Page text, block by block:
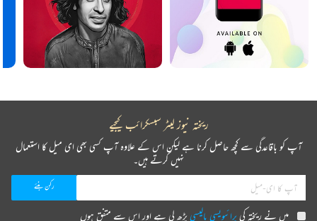
ریختہ نیوز لیٹر سبسکرائب کیجیے
آپ کو باقاعدگی سے کچھ حاصل کرنا ہے لیکن اس کے علاوہ آپ کسی بھی ای میل کا استعمال
نہیں کرتے ہیں۔
میں نے ریختہ کیپرائیویسی پالیسیپڑھ لی ہے اور اس سے متفق ہوں